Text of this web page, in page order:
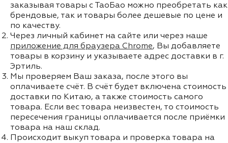
заказывая товары с ТаоБао можно преобретать как
брендовые, так и товары более дешевые по цене и
по качеству.
Через личный кабинет на сайте или через наше
приложение для браузера Chrome, Вы добавляете
товары в корзину и указываете адрес доставки в г.
Эртиль.
Мы проверяем Ваш заказа, после этого вы
оплачиваете счёт. В счёт будет включена стоимость
доставки по Китаю, а также стоимость самого
товара. Если вес товара неизвестен, то стоимость
пересечения границы оплачивается после приёмки
товара на наш склад.
Происходит выкуп товара и проверка товара на